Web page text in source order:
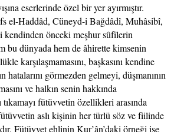
eserlerinde özel bir yer ayırmıştır.
el-Haddâd, Cüneyd-i Bağdâdî, Muhâsibî,
önceki meşhur sûfîlerin
bu dünyada hem de âhirette kimsenin
karşılaşmamasını, başkasını kendine
hatalarını görmezden gelmeyi, düşmanının
ve halkın senin hakkında
fütüvvetin özellikleri arasında
aslı kişinin her türlü söz ve fiilinde
Fütüvvet ehlinin Kur’ân’daki örneği ise